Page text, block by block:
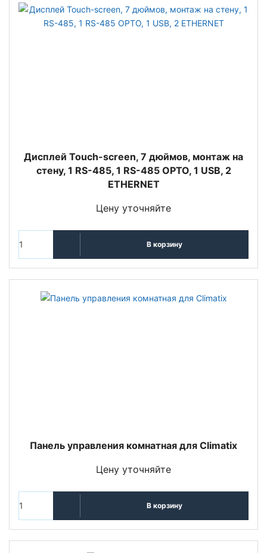
Дисплей Touch-screen, 7 дюймов, монтаж на
стену, 1 RS-485, 1 RS-485 OPTO, 1 USB, 2
ETHERNET
Цену уточняйте
В корзину
Панель управления комнатная для Climatix
Цену уточняйте
В корзину